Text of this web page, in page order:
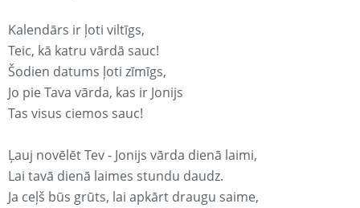
Kalendārs ir ļoti viltīgs,
Teic, kā katru vārdā sauc!
Šodien datums ļoti zīmīgs,
Jo pie Tava vārda, kas ir Jonijs
Tas visus ciemos sauc!
Ļauj novēlēt Tev - Jonijs vārda dienā laimi,
Lai tavā dienā laimes stundu daudz.
Ja ceļš būs grūts, lai apkārt draugu saime,